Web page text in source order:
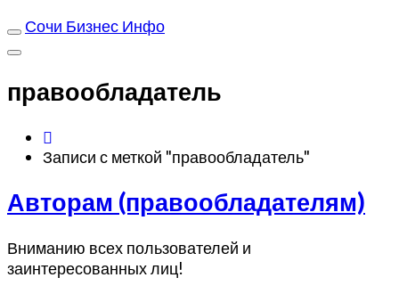
Сочи Бизнес Инфо
правообладатель
Записи с меткой "правообладатель"
Авторам
(правообладателям)
Авторам (правообладателям)
Вниманию всех пользователей и
заинтересованных лиц!